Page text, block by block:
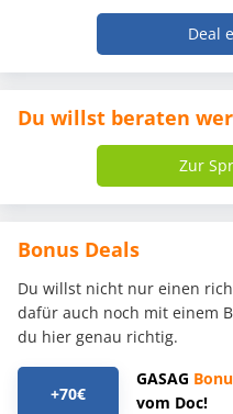
Deal
Du willst beraten
Zur
Bonus Deals
Du willst nicht nur einen
dafür auch noch mit einem
du hier genau richtig.
+70€
GASAG
vom Doc!